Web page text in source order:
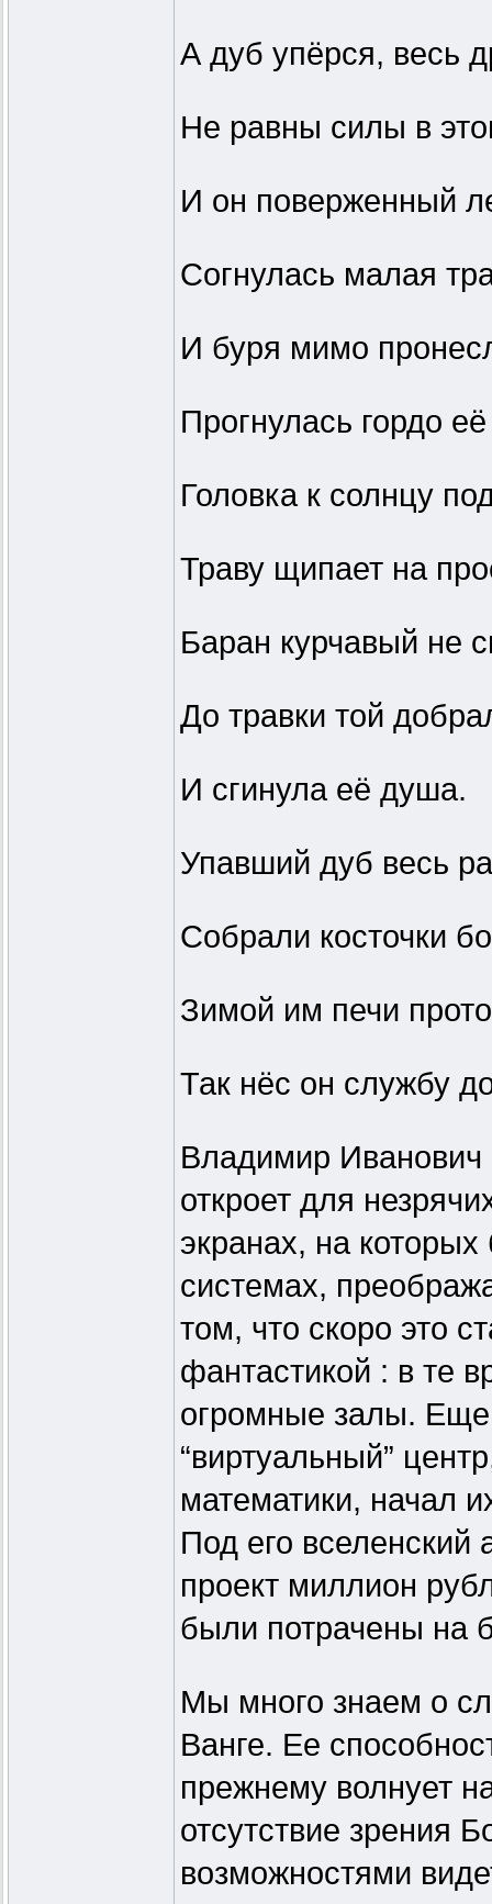
А дуб упёрся, весь
Не равны силы в
И он поверженный
Согнулась малая
И буря мимо
Прогнулась гордо
Головка к солнцу
Траву щипает на
Баран курчавый не
До травки той
И сгинула её душа.
Упавший дуб весь
Собрали косточки
Зимой им печи
Так нёс он службу
Владимир Иванович
откроет для
экранах, на
системах,
том, что скоро это
фантастикой : в те
огромные залы. Еще
“виртуальный”
математики, начал
Под его вселенский
проект миллион
были потрачены на
Мы много знаем о
Ванге. Ее
прежнему волнует
отсутствие зрения
возможностями